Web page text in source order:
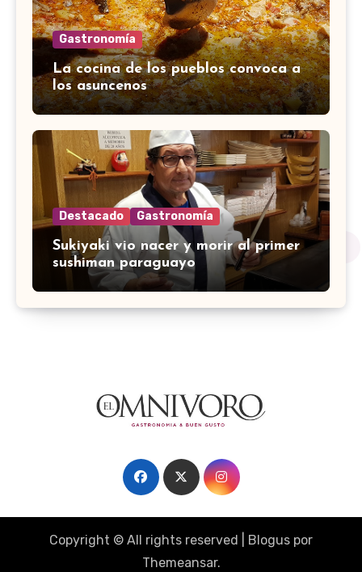
Gastronomía
La cocina de los pueblos convoca a
los asuncenos
Destacado Gastronomía
Sukiyaki vio nacer y morir al primer
sushiman paraguayo
Copyright © All rights reserved Blogus por
Themeansar.